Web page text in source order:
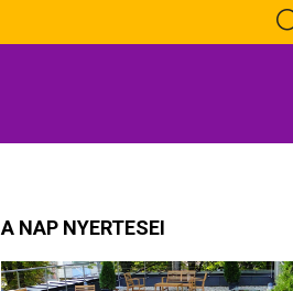
A NAP NYERTESEI